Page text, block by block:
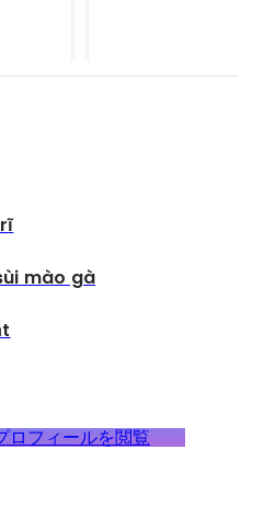
mào gà
ロフィールを閲覧